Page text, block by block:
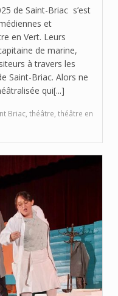
de Saint-Briac s’est
et
en Vert. Leurs
de marine,
à travers les
Saint-Briac. Alors ne
qui[...]
Briac théâtre théâtre en